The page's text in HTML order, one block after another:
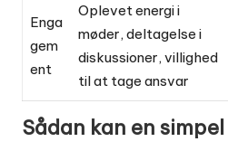
Enga
gem
ent
Oplevet energi i
møder, deltagelse i
diskussioner, villighed
til at tage ansvar
Sådan kan en